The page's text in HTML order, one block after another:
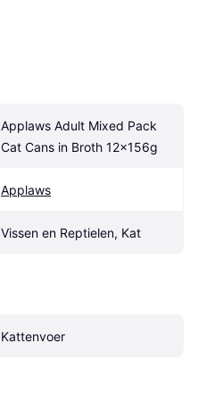
Applaws Adult Mixed Pack
Cat Cans in Broth 12x156g
Applaws
Vissen en Reptielen, Kat
Kattenvoer